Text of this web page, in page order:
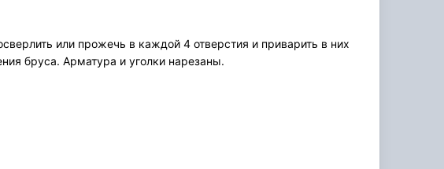
или прожечь в каждой 4 отверстия и приварить в них
бруса. Арматура и уголки нарезаны.